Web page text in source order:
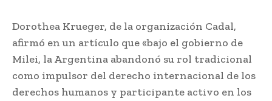
Dorothea Krueger, de la organización Cadal,
afirmó en un artículo que «bajo el gobierno de
Milei, la Argentina abandonó su rol tradicional
como impulsor del derecho internacional de los
derechos humanos y participante activo en los